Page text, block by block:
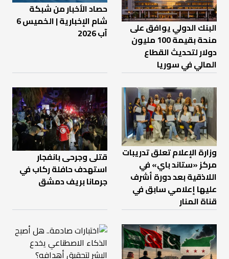
البنك الدولي يوافق على
منحة بقيمة 100 مليون
دولار لتحديث القطاع
المالي في سوريا
حصاد الأخبار من شبكة
شام الإخبارية | الخميس 6
آب 2026
وزارة الإعلام تعلق تدريبات
مركز «ستاند باي» في
اللاذقية بعد دورة أشرف
عليها إعلامي سابق في
قناة المنار
قتلى وجرحى بانفجار
استهدف حافلة ركاب في
جرمانا بريف دمشق